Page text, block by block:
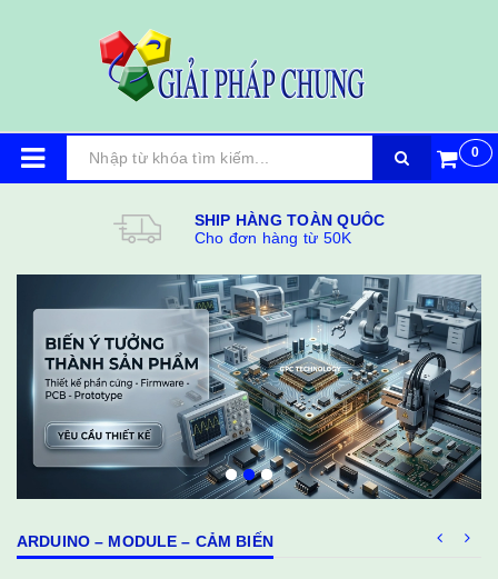
0
SHIP HÀNG TOÀN QUỐC
Cho đơn hàng từ 50K
ARDUINO – MODULE – CẢM BIẾN